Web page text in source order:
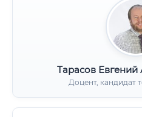
Тарасов
Доцент, кандидат